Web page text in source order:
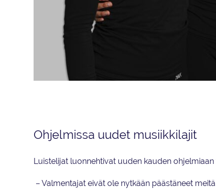
Ohjelmissa uudet musiikkilajit
Luistelijat luonnehtivat uuden kauden
– Valmentajat eivät ole nytkään päästäneet